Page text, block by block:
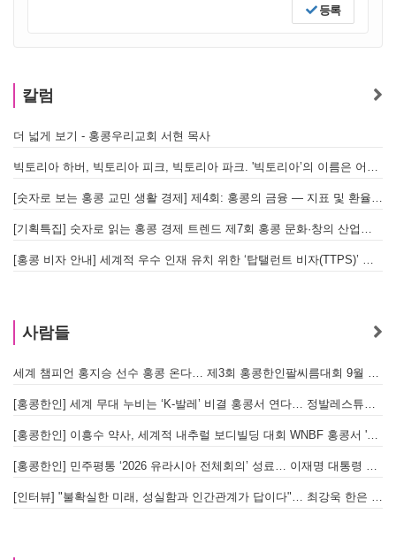
등록
칼럼
더 넓게 보기 - 홍콩우리교회 서현 목사
빅토리아 하버, 빅토리아 피크, 빅토리아 파크. '빅토리아’의 이름은 어떻게 온 걸까? - [이승권 원장의 생활칼럼]
[숫자로 보는 홍콩 교민 생활 경제] 제4회: 홍콩의 금융 — 지표 및 환율, MPF 운영 현황
[기획특집] 숫자로 읽는 홍콩 경제 트렌드 제7회 홍콩 문화·창의 산업의 구조와 분야별 동향
[홍콩 비자 안내] 세계적 우수 인재 유치 위한 ‘탑탤런트 비자(TTPS)’ 주요 요건
사람들
세계 챔피언 홍지승 선수 홍콩 온다… 제3회 홍콩한인팔씨름대회 9월 12일 개최
[홍콩한인] 세계 무대 누비는 ‘K-발레’ 비결 홍콩서 연다… 정발레스튜디오 개원
[홍콩한인] 이흥수 약사, 세계적 내추럴 보디빌딩 대회 WNBF 홍콩서 '마스터 부문 1위' 기염
[홍콩한인] 민주평통 ‘2026 유라시아 전체회의’ 성료… 이재명 대통령 참석으로 의미 더해
[인터뷰] "불확실한 미래, 성실함과 인간관계가 답이다"… 최강욱 한은 부소장이 청소년들에게 전하는 응원